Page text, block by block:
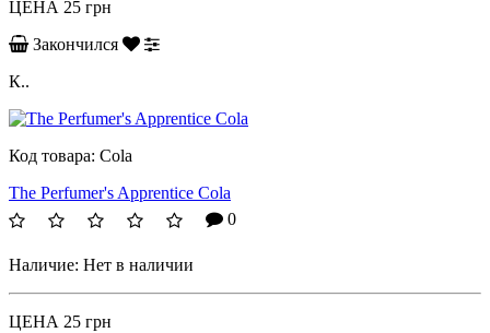
ЦЕНА 25 грн
Закончился
К..
Код товара: Cola
The Perfumer's Apprentice Cola
0
Наличие: Нет в наличии
ЦЕНА 25 грн